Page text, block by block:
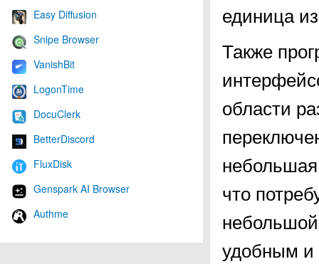
Easy Diffusion
Snipe Browser
VanishBit
LogonTime
DocuClerk
BetterDiscord
FluxDisk
Genspark AI Browser
Authme
единица
Также
области
что
небольшой
удобным и